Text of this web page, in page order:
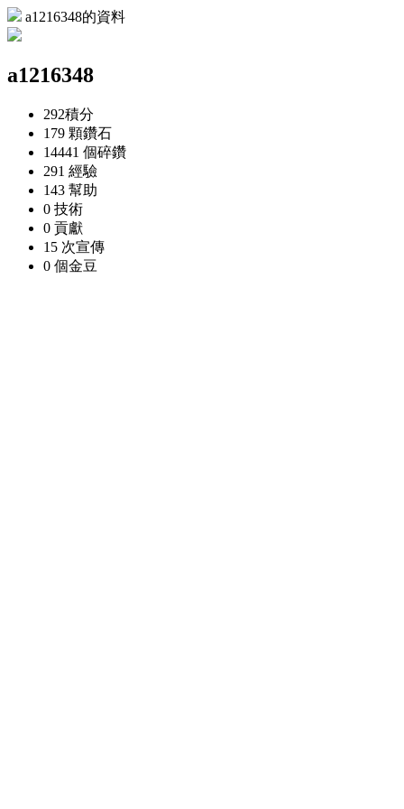
a1216348的資料
a1216348
292積分
179 顆鑽石
14441 個碎鑽
291 經驗
143 幫助
0 技術
0 貢獻
15 次宣傳
0 個金豆